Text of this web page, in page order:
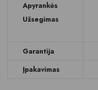
Apyrankės
Užsegimas
Garantija
Įpakavimas